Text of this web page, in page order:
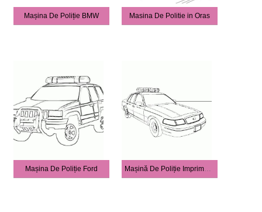
Mașina De Poliție BMW Masina De Politie in Oras
Mașina De Poliție Ford